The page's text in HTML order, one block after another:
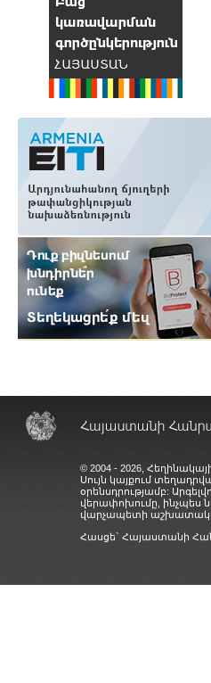
© 2004 - 2026,
Սույն կայքում
օրենսդրությամբ:
վերափոխումը, ինչպես
վարչապետի
Հասցե` Հայաստանի